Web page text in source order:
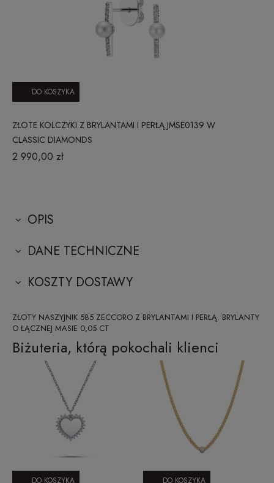
ZŁOTE KOLCZYKI Z BRYLANTAMI I PERŁĄ JMSE0139 W
CLASSIC DIAMONDS
2 990,00 zł
DO KOSZYKA
OPIS
DANE TECHNICZNE
KOSZTY DOSTAWY
ZŁOTY NASZYJNIK 585 ZECCORO Z BRYLANTAMI I PERŁĄ. BRYLANTY
O ŁĄCZNEJ MASIE 0,05 CT
Biżuteria, którą pokochali klienci